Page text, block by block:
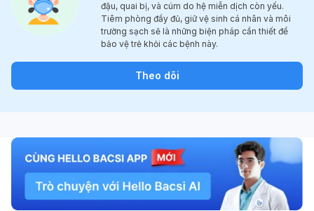
đậu, quai bị, và cúm do hệ miễn dịch còn yếu.
Tiêm phòng đầy đủ, giữ vệ sinh cá nhân và môi
trường sạch sẽ là những biện pháp cần thiết để
bảo vệ trẻ khỏi các bệnh này.
Theo dõi